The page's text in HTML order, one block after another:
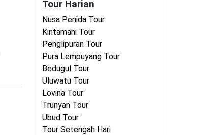
Tour Harian
Nusa Penida Tour
Kintamani Tour
Penglipuran Tour
Pura Lempuyang Tour
Bedugul Tour
Uluwatu Tour
Lovina Tour
Trunyan Tour
Ubud Tour
Tour Setengah Hari